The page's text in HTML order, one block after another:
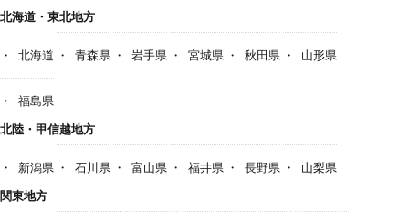
北海道・東北地方
北海道 青森県 岩手県 宮城県 秋田県 山形県
福島県
北陸・甲信越地方
新潟県 石川県 富山県 福井県 長野県
山梨県
関東地方